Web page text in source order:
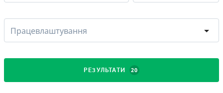
Працевлаштування
РЕЗУЛЬТАТИ 20